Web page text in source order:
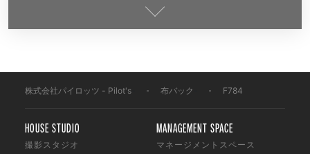
株式会社パイロッツ - Pilot's 布バック F784
HOUSE STUDIO
撮影スタジオ
MANAGEMENT SPACE
マネージメントスペース